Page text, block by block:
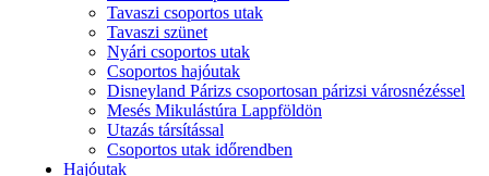
Tavaszi csoportos utak
Tavaszi szünet
Nyári csoportos utak
Csoportos hajóutak
Disneyland Párizs csoportosan párizsi városnézéssel
Mesés Mikulástúra Lappföldön
Utazás társítással
Csoportos utak időrendben
Hajóutak